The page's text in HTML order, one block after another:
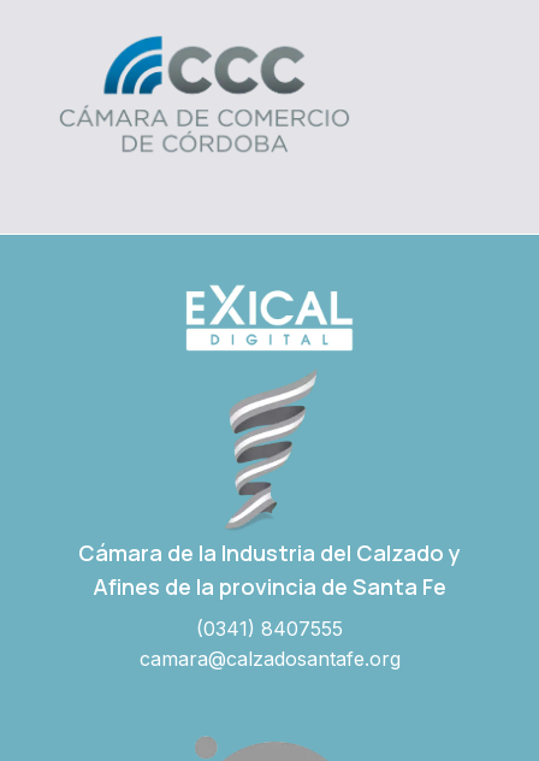
Cámara de la Industria del Calzado y
Afines de la provincia de Santa Fe
(0341) 8407555
camara@calzadosantafe.org